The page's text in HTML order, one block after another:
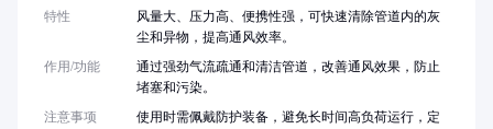
特性
风量大、压力高、便携性强，可快速清除管道内的灰
尘和异物，提高通风效率。
作用/功能
通过强劲气流疏通和清洁管道，改善通风效果，防止
堵塞和污染。
注意事项
使用时需佩戴防护装备，避免长时间高负荷运行，定